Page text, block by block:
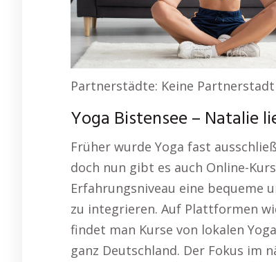
Partnerstädte: Keine
Yoga Bistensee – Natalie
Früher wurde Yoga fast
doch nun gibt es auch Online-
Erfahrungsniveau eine bequeme
zu integrieren. Auf Plattformen
findet man Kurse von lokalen
ganz Deutschland. Der Fokus im